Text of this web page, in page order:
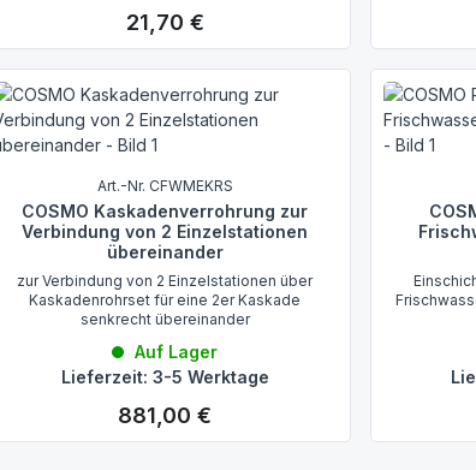
Regulärer Preis:
21,70 €
Art.-Nr. CFWMEKRS
COSMO Kaskadenverrohrung zur
Verbindung von 2 Einzelstationen
übereinander
zur Verbindung von 2 Einzelstationen über
Kaskadenrohrset für eine 2er Kaskade
senkrecht übereinander
Auf Lager
Lieferzeit: 3-5 Werktage
Regulärer Preis:
881,00 €